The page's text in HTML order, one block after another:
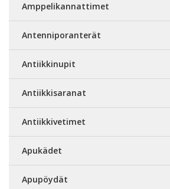
Amppelikannattimet
Antenniporanterät
Antiikkinupit
Antiikkisaranat
Antiikkivetimet
Apukädet
Apupöydät